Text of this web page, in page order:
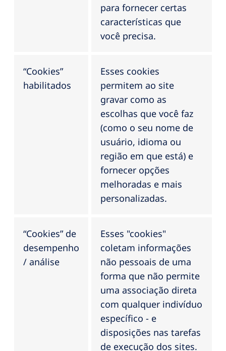
para fornecer certas
características que
você precisa.
“Cookies”
habilitados
Esses cookies
permitem ao site
gravar como as
escolhas que você faz
(como o seu nome de
usuário, idioma ou
região em que está) e
fornecer opções
melhoradas e mais
personalizadas.
“Cookies” de
desempenho
/ análise
Esses "cookies"
coletam informações
não pessoais de uma
forma que não permite
uma associação direta
com qualquer indivíduo
específico - e
disposições nas tarefas
de execução dos sites.